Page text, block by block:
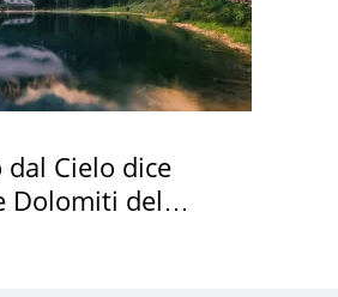
dal Cielo dice
Dolomiti del